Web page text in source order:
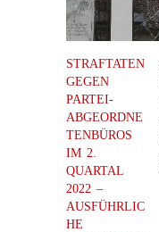
STRAFTATEN
GEGEN
PARTEI-
ABGEORDNE
TENBÜROS
IM 2.
QUARTAL
2022 –
AUSFÜHRLIC
HE